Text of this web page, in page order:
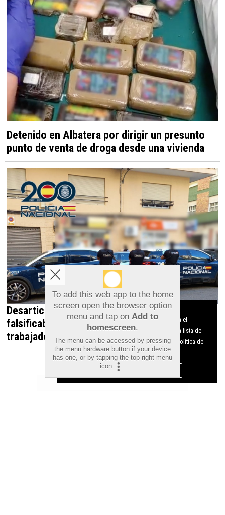
Detenido en Albatera por dirigir un presunto
punto de venta de droga desde una vivienda
Desarticulada en Orihuela una red que
falsificaba documentos para contratar
trabajadores irregulares
To add this web app to the home
screen open the browser option
menu and tap on Add to
homescreen.
The menu can be accessed by pressing
the menu hardware button if your device
has one, or by tapping the top right menu
icon
.
Aviso sobre el Uso de cookies:
Utilizamos cookies nuestras y de terceros para el
funcionamiento del digital. Puedes consultar la lista de
cookies y como desconectarlas. Ver nuestra Política de
Privacidad y Cookies
Aceptar Cookies